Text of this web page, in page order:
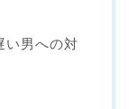
い男への対